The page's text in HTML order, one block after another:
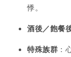
悸。
酒後／飽餐
特殊族群 ：